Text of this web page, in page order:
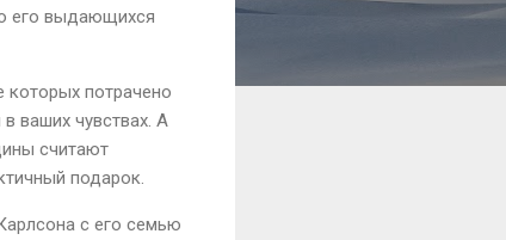
его выдающихся
которых потрачено
ваших чувствах. А
считают
подарок.
с его семью